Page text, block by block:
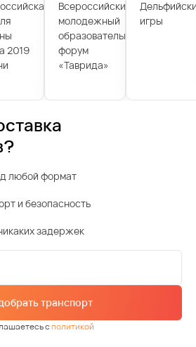
2019
Всероссийский
молодежный
образовательный
форум
«Таврида»
игры
любой формат
и безопасность
задержек
транспорт
сполитикой